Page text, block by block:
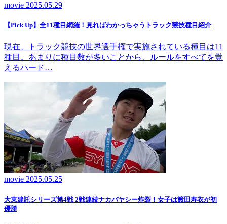
movie 2025.05.29
【Pick Up】全11種目網羅！見ればわかっちゃうトラック競技種目紹介
現在、トラック競技の世界選手権で実施されている種目は11
種目。あまりに種目数が多いことから、ルールをすべてを覚
えるハード…
movie 2025.05.25
大東建託シリーズ第4戦 2戦連続ナカバヤシー炸裂！女子は籔田寿衣が初
優勝